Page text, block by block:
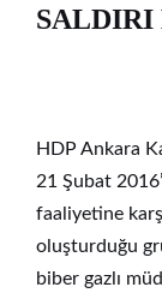
SALDIRI
HDP Ankara
21 Şubat
faaliyetine
oluşturduğu
biber gazlı